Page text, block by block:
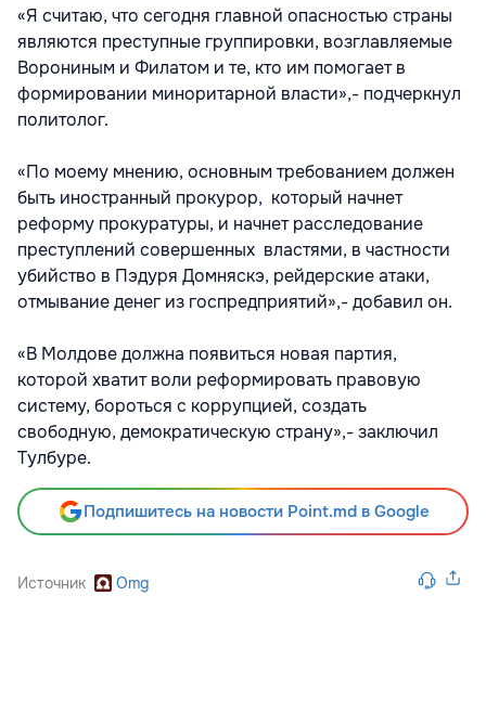
«Я считаю, что сегодня главной опасностью страны
являются преступные группировки, возглавляемые
Ворониным и Филатом и те, кто им помогает в
формировании миноритарной власти»,- подчеркнул
политолог.
«По моему мнению, основным требованием должен
быть иностранный прокурор, который начнет
реформу прокуратуры, и начнет расследование
преступлений совершенных властями, в частности
убийство в Пэдуря Домняскэ, рейдерские атаки,
отмывание денег из госпредприятий»,- добавил он.
«В Молдове должна появиться новая партия,
которой хватит воли реформировать правовую
систему, бороться с коррупцией, создать
свободную, демократическую страну»,- заключил
Тулбуре.
Подпишитесь на новости Point.md в Google
Источник Omg